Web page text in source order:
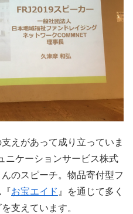
えがあって成り立っていま
ニケーションサービス株式
のスピーチ。物品寄付型フ
お宝エイド 』を通じて多く
支えています。